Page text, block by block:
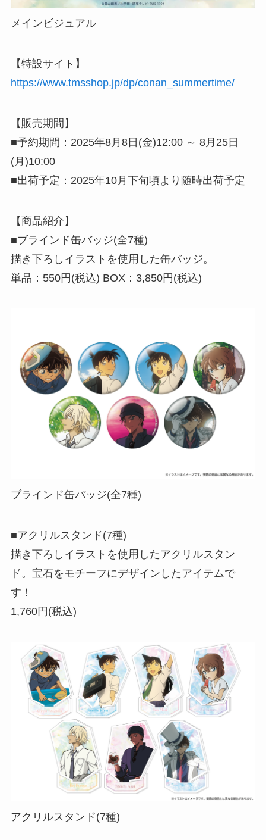
メインビジュアル
【特設サイト】
https://www.tmsshop.jp/dp/conan_summertime/
【販売期間】
■予約期間：2025年8月8日(金)12:00 ～ 8月25日
(月)10:00
■出荷予定：2025年10月下旬頃より随時出荷予定
【商品紹介】
■ブラインド缶バッジ(全7種)
描き下ろしイラストを使用した缶バッジ。
単品：550円(税込) BOX：3,850円(税込)
ブラインド缶バッジ(全7種)
■アクリルスタンド(7種)
描き下ろしイラストを使用したアクリルスタン
ド。宝石をモチーフにデザインしたアイテムで
す！
1,760円(税込)
アクリルスタンド(7種)